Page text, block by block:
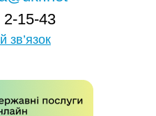
2-15-43
зв’язок